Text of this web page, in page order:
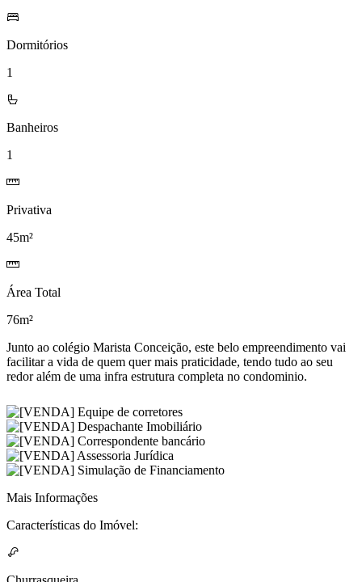
Dormitórios
1
Banheiros
1
Privativa
45m²
Área Total
76m²
Junto ao colégio Marista Conceição, este belo empreendimento vai
facilitar a vida de quem quer mais praticidade, tendo tudo ao seu
redor além de uma infra estrutura completa no condominio.
Mais Informações
Características do Imóvel: